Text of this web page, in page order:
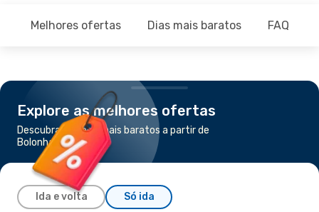
Melhores ofertas Dias mais baratos FAQ
Explore as melhores ofertas
Descubra os voos mais baratos a partir de
Bolonha para Madrid
Ida e volta Só ida